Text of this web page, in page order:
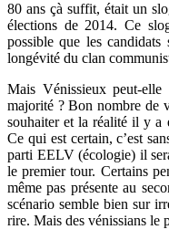
80 ans çà suffit, était un
élections de 2014. Ce
possible que les
longévité du clan
Mais Vénissieux peut-elle
majorité ? Bon nombre de
souhaiter et la réalité il y a
Ce qui est certain, c’est
parti EELV (écologie) il
le premier tour. Certains
même pas présente au
scénario semble bien sur
rire. Mais des vénissians le